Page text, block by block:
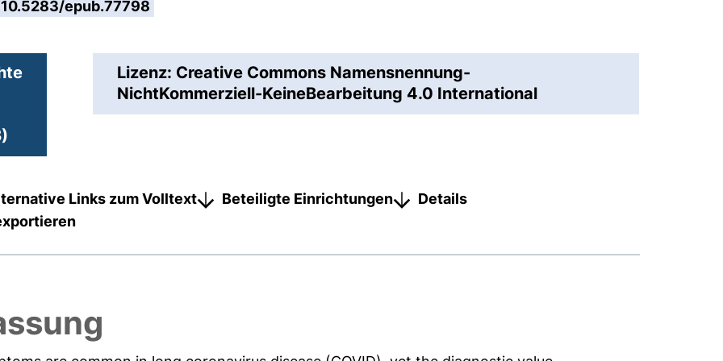
10.5283/epub.77798
Lizenz: Creative Commons Namensnennung-
NichtKommerziell-KeineBearbeitung 4.0 International
Links zum Volltext Beteiligte Einrichtungen
Details